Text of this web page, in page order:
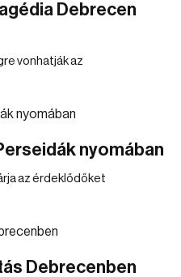
Debrecen
vonhatják az
nyomában
az érdeklődőket
Debrecenben